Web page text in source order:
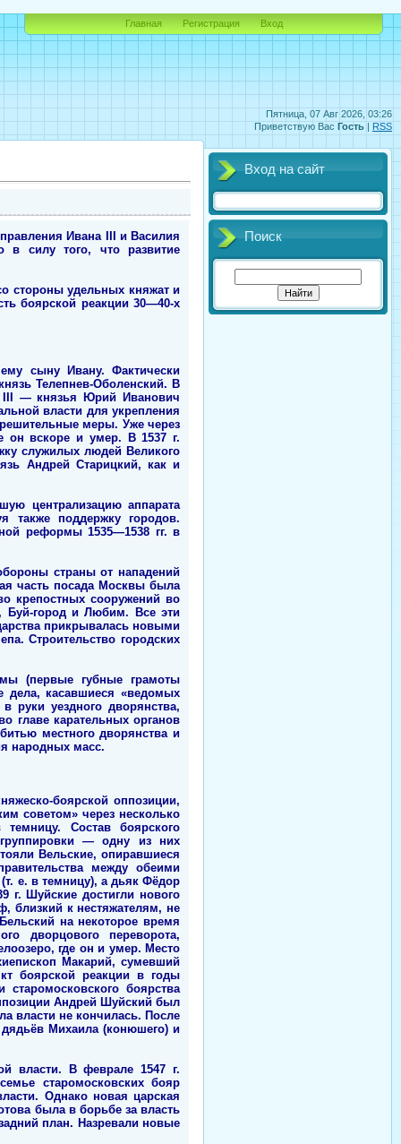
Пятница, 07 Авг 2026, 03:26
Приветствую Вас Гость | RSS
Главная Регистрация Вход
Ивана III и Василия
в силу того, что развитие
стороны удельных княжат и
боярской реакции 30—40-х
сыну Ивану. Фактически
Телепнев-Оболенский. В
III — князья Юрий Иванович
власти для укрепления
меры. Уже через
он вскоре и умер. В 1537 г.
служилых людей Великого
Андрей Старицкий, как и
централизацию аппарата
также поддержку городов.
реформы 1535—1538 гг. в
страны от нападений
часть посада Москвы была
крепостных сооружений во
Буй-город и Любим. Все эти
прикрывалась новыми
Строительство городских
(первые губные грамоты
дела, касавшиеся «ведомых
руки уездного дворянства,
главе карательных органов
местного дворянства и
народных масс.
боярской оппозиции,
советом» через несколько
Состав боярского
— одну из них
Вельские, опиравшиеся
между обеими
е. в темницу), а дьяк Фёдор
г. Шуйские достигли нового
близкий к нестяжателям, не
на некоторое время
дворцового переворота,
где он и умер. Место
Макарий, сумевший
боярской реакции в годы
боярства
Андрей Шуйский был
власти не кончилась. После
Михаила (конюшего) и
власти. В феврале 1547 г.
старомосковских бояр
Однако новая царская
была в борьбе за власть
план. Назревали новые
Вход на сайт
Поиск